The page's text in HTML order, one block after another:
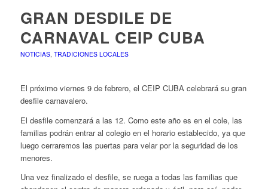
GRAN DESDILE DE
CARNAVAL CEIP CUBA
NOTICIAS, TRADICIONES LOCALES
El próximo viernes 9 de febrero, el CEIP CUBA celebrará su gran
desfile carnavalero.
El desfile comenzará a las 12. Como este año es en el cole, las
familias podrán entrar al colegio en el horario establecido, ya que
luego cerraremos las puertas para velar por la seguridad de los
menores.
Una vez finalizado el desfile, se ruega a todas las familias que